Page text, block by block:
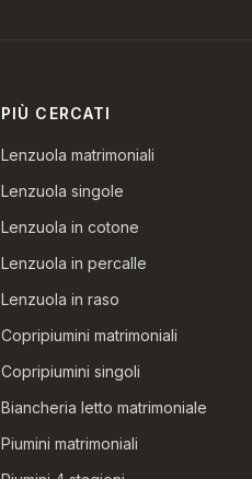
PIÙ CERCATI
Lenzuola matrimoniali
Lenzuola singole
Lenzuola in cotone
Lenzuola in percalle
Lenzuola in raso
Copripiumini matrimoniali
Copripiumini singoli
Biancheria letto matrimoniale
Piumini matrimoniali